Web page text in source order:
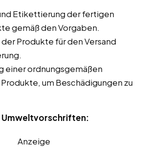
Etikettierung der fertigen
gemäß den Vorgaben.
Produkte für den Versand
einer ordnungsgemäßen
um Beschädigungen zu
Umweltvorschriften:
Anzeige